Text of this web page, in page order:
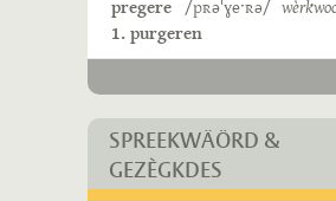
pregere /pʀəˈɣeˑʀə/
1. purgeren
SPREEKWÄÖRD &
GEZÈGKDES